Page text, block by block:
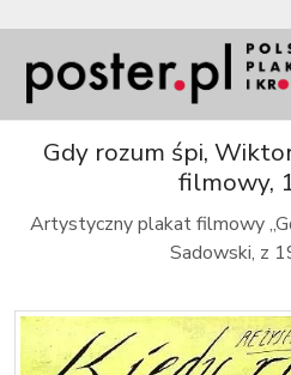
Gdy rozum śpi,
filmowy,
Artystyczny plakat filmowy
Sadowski, z